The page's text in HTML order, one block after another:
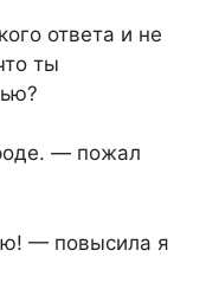
ответа и не
ты
— пожал
— повысила я